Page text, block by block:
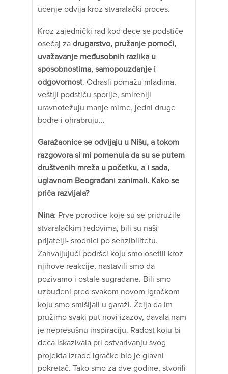
učenje odvija kroz stvaralački proces.
Kroz zajednički rad kod dece se podstiče
osećaj za drugarstvo, pružanje pomoći,
uvažavanje međusobnih razlika u
sposobnostima, samopouzdanje i
odgovornost. Odrasli pomažu mlađima,
veštiji podstiču sporije, smireniji
uravnotežuju manje mirne, jedni druge
bodre i ohrabruju…
Garažaonice se odvijaju u Nišu, a tokom
razgovora si mi pomenula da su se putem
društvenih mreža u početku, a i sada,
uglavnom Beograđani zanimali. Kako se
priča razvijala?
Nina: Prve porodice koje su se pridružile
stvaralačkim redovima, bili su naši
prijatelji- srodnici po senzibilitetu.
Zahvaljujući podršci koju smo osetili kroz
njihove reakcije, nastavili smo da
pozivamo i ostale sugrađane. Bili smo
uzbuđeni pred svakom novom igračkom
koju smo smišljali u garaži. Želja da im
pružimo svaki put novi izazov, davala nam
je nepresušnu inspiraciju. Radost koju bi
deca iskazivala pri ostvarivanju svog
projekta izrade igračke bio je glavni
pokretač. Tako smo za dve godine, stvorili